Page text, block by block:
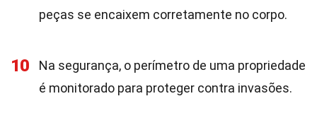
peças se encaixem corretamente no corpo.
10
Na segurança, o perímetro de uma propriedade
é monitorado para proteger contra invasões.